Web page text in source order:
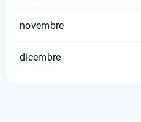
novembre
dicembre